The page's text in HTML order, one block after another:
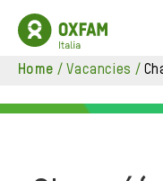
home / vacancies /